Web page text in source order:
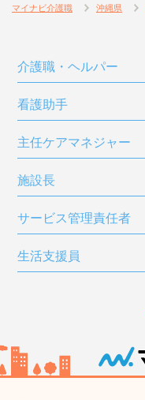
マイナビ介護職 沖縄県
介護職・ヘルパー
看護助手
主任ケアマネジャー
施設長
サービス管理責任者
生活支援員